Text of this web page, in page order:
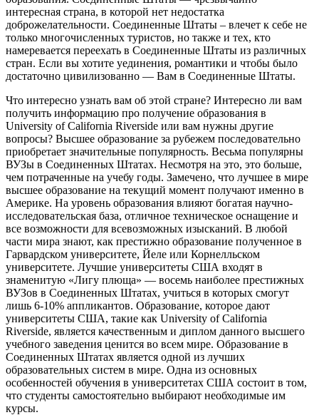
интересная страна, в которой нет недостатка
доброжелательности. Соединенные Штаты – влечет к себе не
только многочисленных туристов, но также и тех, кто
намеревается переехать в Соединенные Штаты из различных
стран. Если вы хотите уединения, романтики и чтобы было
достаточно цивилизованно — Вам в Соединенные Штаты.
Что интересно узнать вам об этой стране? Интересно ли вам
получить информацию про получение образования в
University of California Riverside или вам нужны другие
вопросы? Высшее образование за рубежем последовательно
приобретает значительные популярность. Весьма популярны
ВУЗы в Соединенных Штатах. Несмотря на это, это больше,
чем потраченные на учебу годы. Замечено, что лучшее в мире
высшее образование на текущий момент получают именно в
Америке. На уровень образования влияют богатая научно-
исследовательская база, отличное техническое оснащение и
все возможности для всевозможных изысканий. В любой
части мира знают, как престижно образование полученное в
Гарвардском университете, Йеле или Корнелльском
университете. Лучшие университеты США входят в
знаменитую «Лигу плюща» — восемь наиболее престижных
ВУЗов в Соединенных Штатах, учиться в которых смогут
лишь 6-10% аппликантов. Образование, которое дают
университеты США, такие как University of California
Riverside, является качественным и диплом данного высшего
учебного заведения ценится во всем мире. Образование в
Соединенных Штатах является одной из лучших
образовательных систем в мире. Одна из основных
особенностей обучения в университетах США состоит в том,
что студенты самостоятельно выбирают необходимые им
курсы.